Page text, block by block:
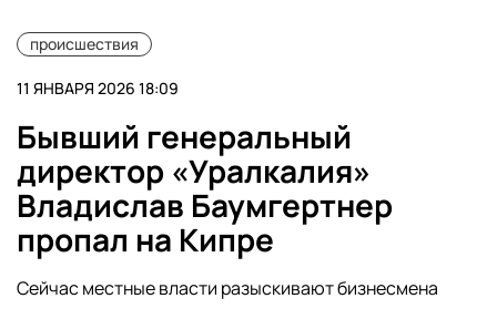
происшествия
11 ЯНВАРЯ 2026 18:09
Бывший генеральный
директор «Уралкалия»
Владислав Баумгертнер
пропал на Кипре
Сейчас местные власти разыскивают бизнесмена